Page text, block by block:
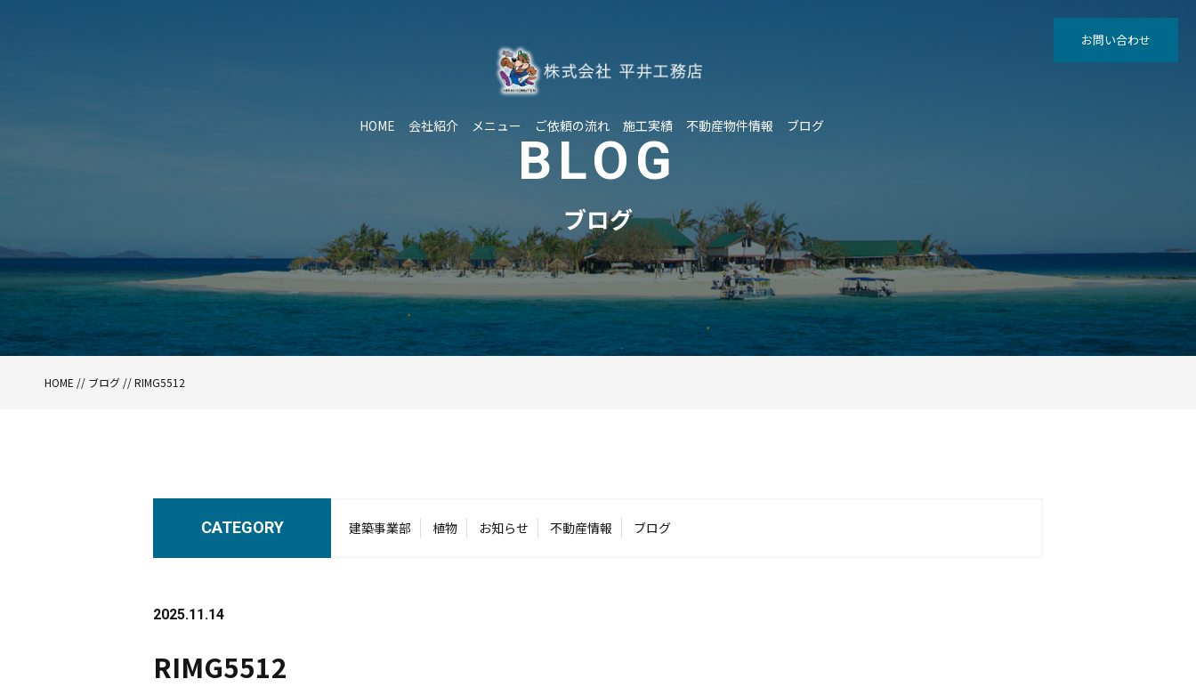
HOME 会社紹介 メニュー ご依頼の流れ 施工実績 不動産物件情報 ブログ
お問い合わせ
BLOG
ブログ
HOME // ブログ // RIMG5512
CATEGORY 建築事業部 植物 お知らせ 不動産情報 ブログ
2025.11.14
RIMG5512